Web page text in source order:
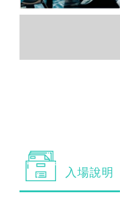
入場說明